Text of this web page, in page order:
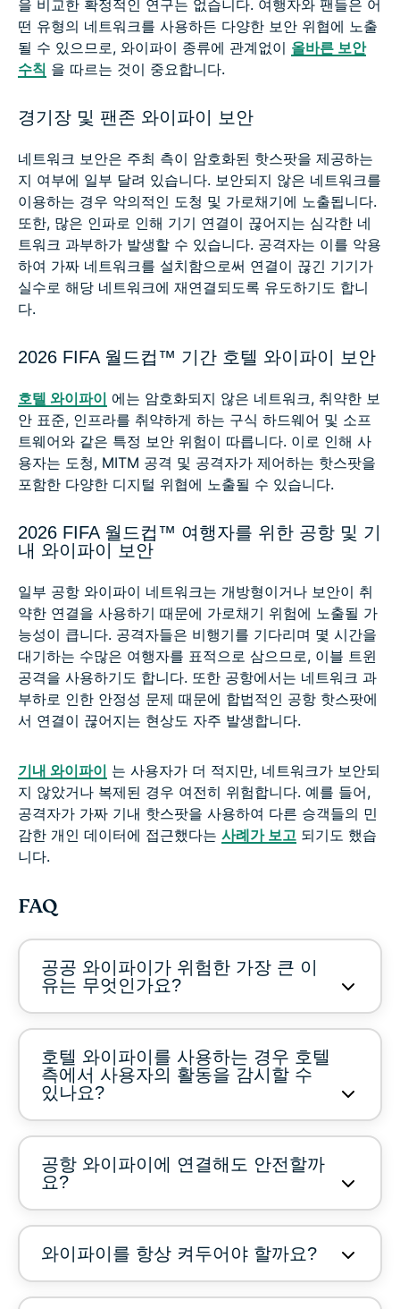
을 비교한 확정적인 연구는 없습니다. 여행자와 팬들은 어
떤 유형의 네트워크를 사용하든 다양한 보안 위협에 노출
될 수 있으므로, 와이파이 종류에 관계없이 올바른 보안
수칙 을 따르는 것이 중요합니다.
경기장 및 팬존 와이파이 보안
네트워크 보안은 주최 측이 암호화된 핫스팟을 제공하는
지 여부에 일부 달려 있습니다. 보안되지 않은 네트워크를
이용하는 경우 악의적인 도청 및 가로채기에 노출됩니다.
또한, 많은 인파로 인해 기기 연결이 끊어지는 심각한 네
트워크 과부하가 발생할 수 있습니다. 공격자는 이를 악용
하여 가짜 네트워크를 설치함으로써 연결이 끊긴 기기가
실수로 해당 네트워크에 재연결되도록 유도하기도 합니
다.
2026 FIFA 월드컵™ 기간 호텔 와이파이 보안
호텔 와이파이 에는 암호화되지 않은 네트워크, 취약한 보
안 표준, 인프라를 취약하게 하는 구식 하드웨어 및 소프
트웨어와 같은 특정 보안 위험이 따릅니다. 이로 인해 사
용자는 도청, MITM 공격 및 공격자가 제어하는 핫스팟을
포함한 다양한 디지털 위협에 노출될 수 있습니다.
2026 FIFA 월드컵™ 여행자를 위한 공항 및 기
내 와이파이 보안
일부 공항 와이파이 네트워크는 개방형이거나 보안이 취
약한 연결을 사용하기 때문에 가로채기 위험에 노출될 가
능성이 큽니다. 공격자들은 비행기를 기다리며 몇 시간을
대기하는 수많은 여행자를 표적으로 삼으므로, 이블 트윈
공격을 사용하기도 합니다. 또한 공항에서는 네트워크 과
부하로 인한 안정성 문제 때문에 합법적인 공항 핫스팟에
서 연결이 끊어지는 현상도 자주 발생합니다.
기내 와이파이 는 사용자가 더 적지만, 네트워크가 보안되
지 않았거나 복제된 경우 여전히 위험합니다. 예를 들어,
공격자가 가짜 기내 핫스팟을 사용하여 다른 승객들의 민
감한 개인 데이터에 접근했다는 사례가 보고 되기도 했습
니다.
FAQ
공공 와이파이가 위험한 가장 큰 이
유는 무엇인가요?
호텔 와이파이를 사용하는 경우 호텔
측에서 사용자의 활동을 감시할 수
있나요?
공항 와이파이에 연결해도 안전할까
요?
와이파이를 항상 켜두어야 할까요?